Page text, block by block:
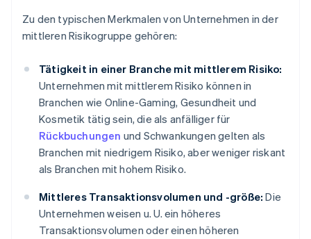
Zu den typischen Merkmalen von Unternehmen in der
mittleren Risikogruppe gehören:
Tätigkeit in einer Branche mit mittlerem Risiko:
Unternehmen mit mittlerem Risiko können in
Branchen wie Online-Gaming, Gesundheit und
Kosmetik tätig sein, die als anfälliger für
Rückbuchungen und Schwankungen gelten als
Branchen mit niedrigem Risiko, aber weniger riskant
als Branchen mit hohem Risiko.
Mittleres Transaktionsvolumen und -größe: Die
Unternehmen weisen u. U. ein höheres
Transaktionsvolumen oder einen höheren